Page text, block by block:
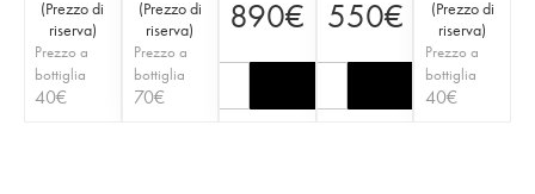
(Prezzo di
riserva)
Prezzo a
bottiglia
40€
(Prezzo di
riserva)
Prezzo a
bottiglia
70€
890€ 550€ (Prezzo di
riserva)
Prezzo a
bottiglia
40€